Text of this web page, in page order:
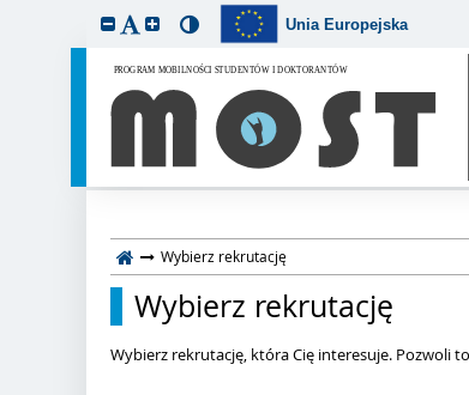
Unia Europejska
Wybierz rekrutację
Wybierz rekrutację
Wybierz rekrutację, która Cię interesuje. Pozwoli